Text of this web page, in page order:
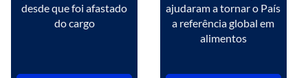
desde que foi afastado
do cargo
ajudaram a tornar o País
a referência global em
alimentos